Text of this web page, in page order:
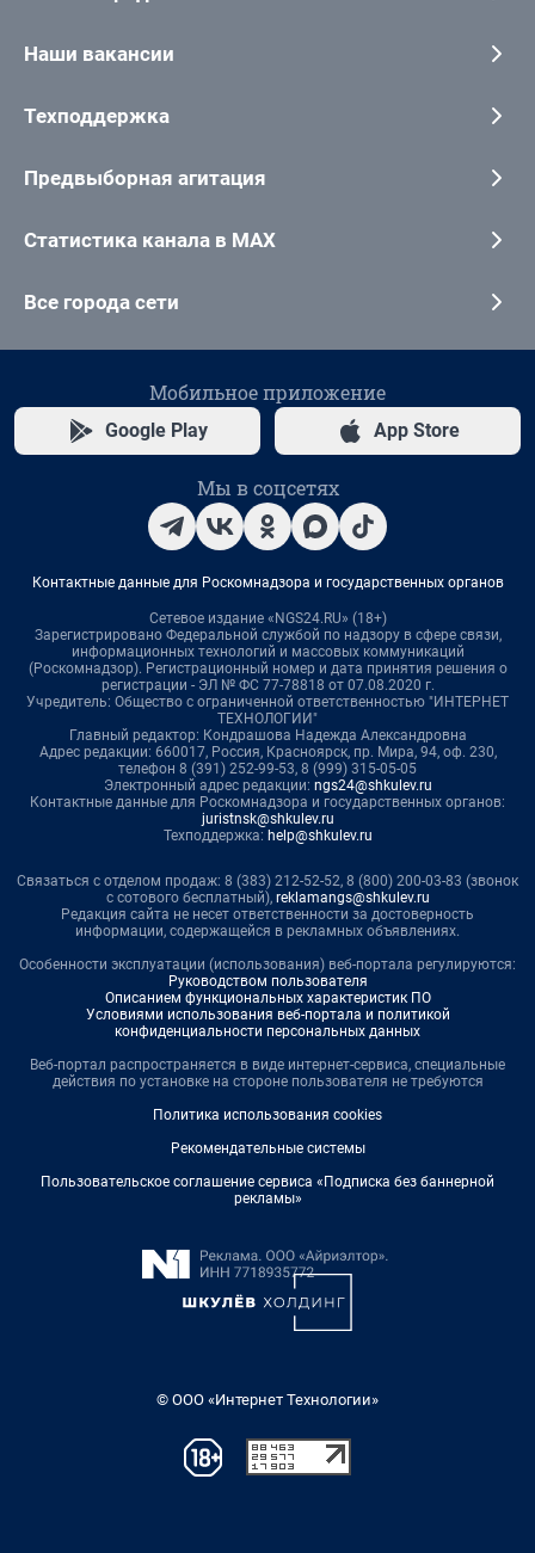
Наши вакансии
Техподдержка
Предвыборная агитация
Статистика канала в MAX
Все города сети
Мобильное приложение
Google Play App Store
Мы в соцсетях
Контактные данные для Роскомнадзора и государственных органов
Сетевое издание «NGS24.RU» (18+)
Зарегистрировано Федеральной службой по надзору в сфере связи,
информационных технологий и массовых коммуникаций
(Роскомнадзор). Регистрационный номер и дата принятия решения о
регистрации - ЭЛ № ФС 77-78818 от 07.08.2020 г.
Учредитель: Общество с ограниченной ответственностью "ИНТЕРНЕТ
ТЕХНОЛОГИИ"
Главный редактор: Кондрашова Надежда Александровна
Адрес редакции: 660017, Россия, Красноярск, пр. Мира, 94, оф. 230,
телефон 8 (391) 252-99-53, 8 (999) 315-05-05
Электронный адрес редакции: ngs24@shkulev.ru
Контактные данные для Роскомнадзора и государственных органов:
juristnsk@shkulev.ru
Техподдержка: help@shkulev.ru
Связаться с отделом продаж: 8 (383) 212-52-52, 8 (800) 200-03-83 (звонок
с сотового бесплатный), reklamangs@shkulev.ru
Редакция сайта не несет ответственности за достоверность
информации, содержащейся в рекламных объявлениях.
Особенности эксплуатации (использования) веб-портала регулируются:
Руководством пользователя
Описанием функциональных характеристик ПО
Условиями использования веб-портала и политикой
конфиденциальности персональных данных
Веб-портал распространяется в виде интернет-сервиса, специальные
действия по установке на стороне пользователя не требуются
Политика использования cookies
Рекомендательные системы
Пользовательское соглашение сервиса «Подписка без баннерной
рекламы»
© ООО «Интернет Технологии»